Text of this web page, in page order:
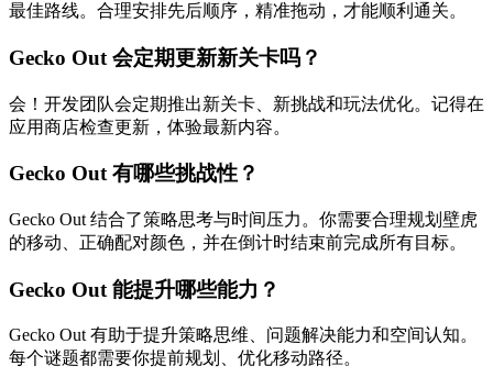
最佳路线。合理安排先后顺序，精准拖动，才能顺利通关。
Gecko Out 会定期更新新关卡吗？
会！开发团队会定期推出新关卡、新挑战和玩法优化。记得在
应用商店检查更新，体验最新内容。
Gecko Out 有哪些挑战性？
Gecko Out 结合了策略思考与时间压力。你需要合理规划壁虎
的移动、正确配对颜色，并在倒计时结束前完成所有目标。
Gecko Out 能提升哪些能力？
Gecko Out 有助于提升策略思维、问题解决能力和空间认知。
每个谜题都需要你提前规划、优化移动路径。